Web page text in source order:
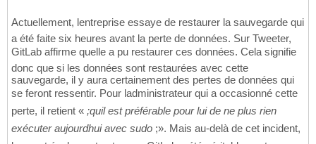
Actuellement, lentreprise essaye de restaurer la sauvegarde qui
a été faite six heures avant la perte de données. Sur Tweeter,
GitLab affirme quelle a pu restaurer ces données. Cela signifie
donc que si les données sont restaurées avec cette
sauvegarde, il y aura certainement des pertes de données qui
se feront ressentir. Pour ladministrateur qui a occasionné cette
perte, il retient « ;quil est préférable pour lui de ne plus rien
exécuter aujourdhui avec sudo ;». Mais au-delà de cet incident,